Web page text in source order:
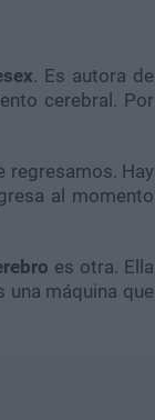
. Es autora de
cerebral. Por
regresamos. Hay
al momento
es otra. Ella
una máquina que